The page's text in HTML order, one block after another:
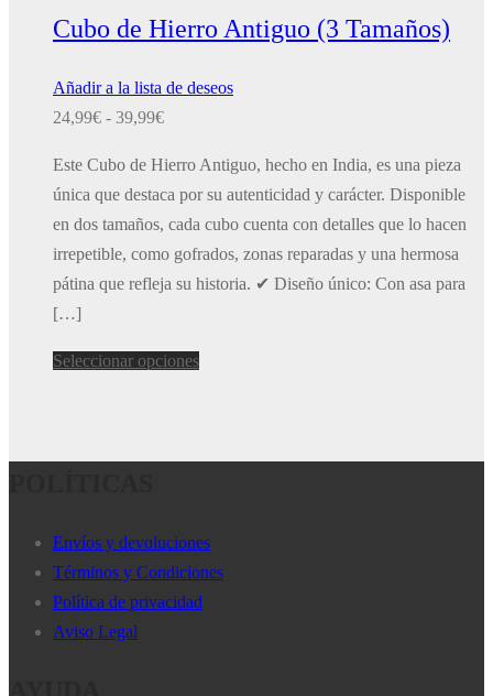
Cubo de Hierro Antiguo (3 Tamaños)
Añadir a la lista de deseos
24,99€ - 39,99€Rango
precios:
desde
24,99€
hasta
39,99€
Este Cubo de Hierro Antiguo, hecho en India, es una pieza
única que destaca por su autenticidad y carácter. Disponible
en dos tamaños, cada cubo cuenta con detalles que lo hacen
irrepetible, como gofrados, zonas reparadas y una hermosa
pátina que refleja su historia. ✔ Diseño único: Con asa para
[…]
Seleccionar opcionesEste
opciones
se
pueden
Envíos y devoluciones
Términos y Condiciones
Política de privacidad
Aviso Legal